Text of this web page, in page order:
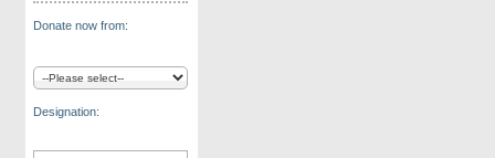
Donate now from:
Designation: